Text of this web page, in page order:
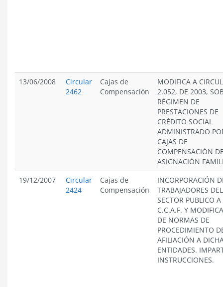
13/06/2008
Circular
2462
Cajas de
Compensación
MODIFICA A
2.052, DE 2003,
RÉGIMEN DE
PRESTACIONES DE
CRÉDITO SOCIAL
ADMINISTRADO
CAJAS DE
COMPENSACIÓN
ASIGNACIÓN
19/12/2007
Circular
2424
Cajas de
Compensación
INCORPORACIÓN
TRABAJADORES DEL
SECTOR PUBLICO A
C.C.A.F. Y
DE NORMAS DE
PROCEDIMIENTO
AFILIACIÓN A
ENTIDADES.
INSTRUCCIONES.